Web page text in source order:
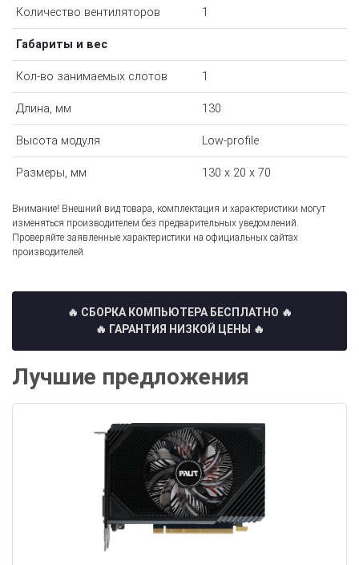
Количество вентиляторов 1
Габариты и вес
Кол-во занимаемых слотов 1
Длина, мм 130
Высота модуля Low-profile
Размеры, мм 130 х 20 х 70
Внимание! Внешний вид товара, комплектация и характеристики могут
изменяться производителем без предварительных уведомлений.
Проверяйте заявленные характеристики на официальных сайтах
производителей.
🔥 СБОРКА КОМПЬЮТЕРА БЕСПЛАТНО 🔥
🔥 ГАРАНТИЯ НИЗКОЙ ЦЕНЫ 🔥
Лучшие предложения